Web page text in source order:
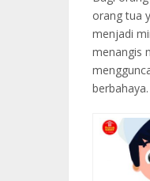
orang tua
menjadi
menangis
berbahaya.